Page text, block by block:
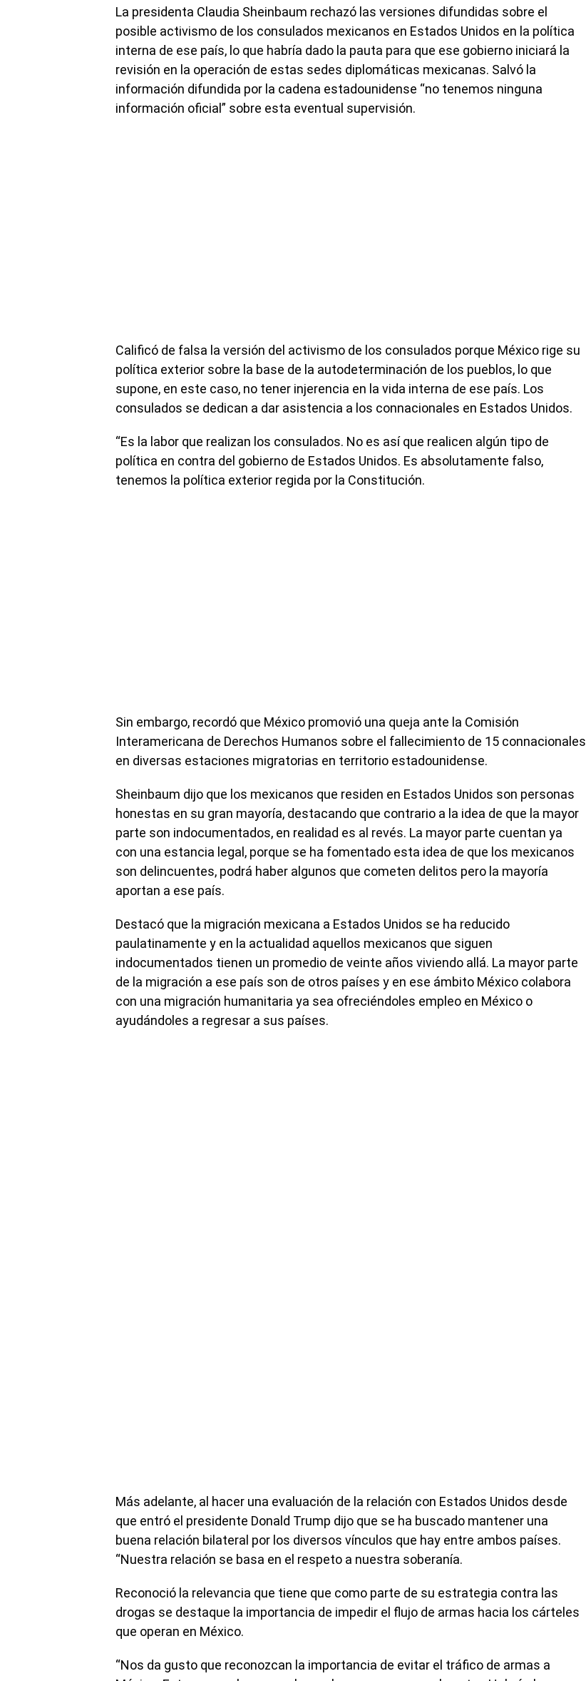
La presidenta Claudia Sheinbaum rechazó las versiones difundidas sobre el
posible activismo de los consulados mexicanos en Estados Unidos en la política
interna de ese país, lo que habría dado la pauta para que ese gobierno iniciará la
revisión en la operación de estas sedes diplomáticas mexicanas. Salvó la
información difundida por la cadena estadounidense “no tenemos ninguna
información oficial” sobre esta eventual supervisión.
Calificó de falsa la versión del activismo de los consulados porque México rige su
política exterior sobre la base de la autodeterminación de los pueblos, lo que
supone, en este caso, no tener injerencia en la vida interna de ese país. Los
consulados se dedican a dar asistencia a los connacionales en Estados Unidos.
“Es la labor que realizan los consulados. No es así que realicen algún tipo de
política en contra del gobierno de Estados Unidos. Es absolutamente falso,
tenemos la política exterior regida por la Constitución.
Sin embargo, recordó que México promovió una queja ante la Comisión
Interamericana de Derechos Humanos sobre el fallecimiento de 15 connacionales
en diversas estaciones migratorias en territorio estadounidense.
Sheinbaum dijo que los mexicanos que residen en Estados Unidos son personas
honestas en su gran mayoría, destacando que contrario a la idea de que la mayor
parte son indocumentados, en realidad es al revés. La mayor parte cuentan ya
con una estancia legal, porque se ha fomentado esta idea de que los mexicanos
son delincuentes, podrá haber algunos que cometen delitos pero la mayoría
aportan a ese país.
Destacó que la migración mexicana a Estados Unidos se ha reducido
paulatinamente y en la actualidad aquellos mexicanos que siguen
indocumentados tienen un promedio de veinte años viviendo allá. La mayor parte
de la migración a ese país son de otros países y en ese ámbito México colabora
con una migración humanitaria ya sea ofreciéndoles empleo en México o
ayudándoles a regresar a sus países.
Más adelante, al hacer una evaluación de la relación con Estados Unidos desde
que entró el presidente Donald Trump dijo que se ha buscado mantener una
buena relación bilateral por los diversos vínculos que hay entre ambos países.
“Nuestra relación se basa en el respeto a nuestra soberanía.
Reconoció la relevancia que tiene que como parte de su estrategia contra las
drogas se destaque la importancia de impedir el flujo de armas hacia los cárteles
que operan en México.
“Nos da gusto que reconozcan la importancia de evitar el tráfico de armas a